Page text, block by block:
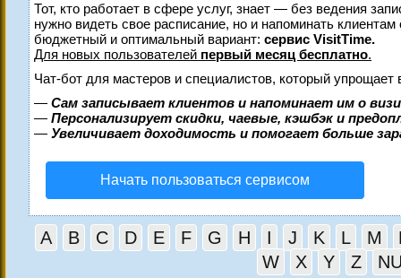
Тот, кто работает в сфере услуг, знает — без ведения
нужно видеть свое расписание, но и напоминать
бюджетный и оптимальный вариант: сервис VisitTime.
Для новых пользователей первый месяц бесплатно.
Чат-бот для мастеров и специалистов, который упрощает
— Сам записывает клиентов и напоминает им о
— Персонализирует скидки, чаевые, кэшбэк и
— Увеличивает доходимость и помогает больше
Начать пользоваться сервисом
A B C D E F G H I J K L M
W
X Y Z